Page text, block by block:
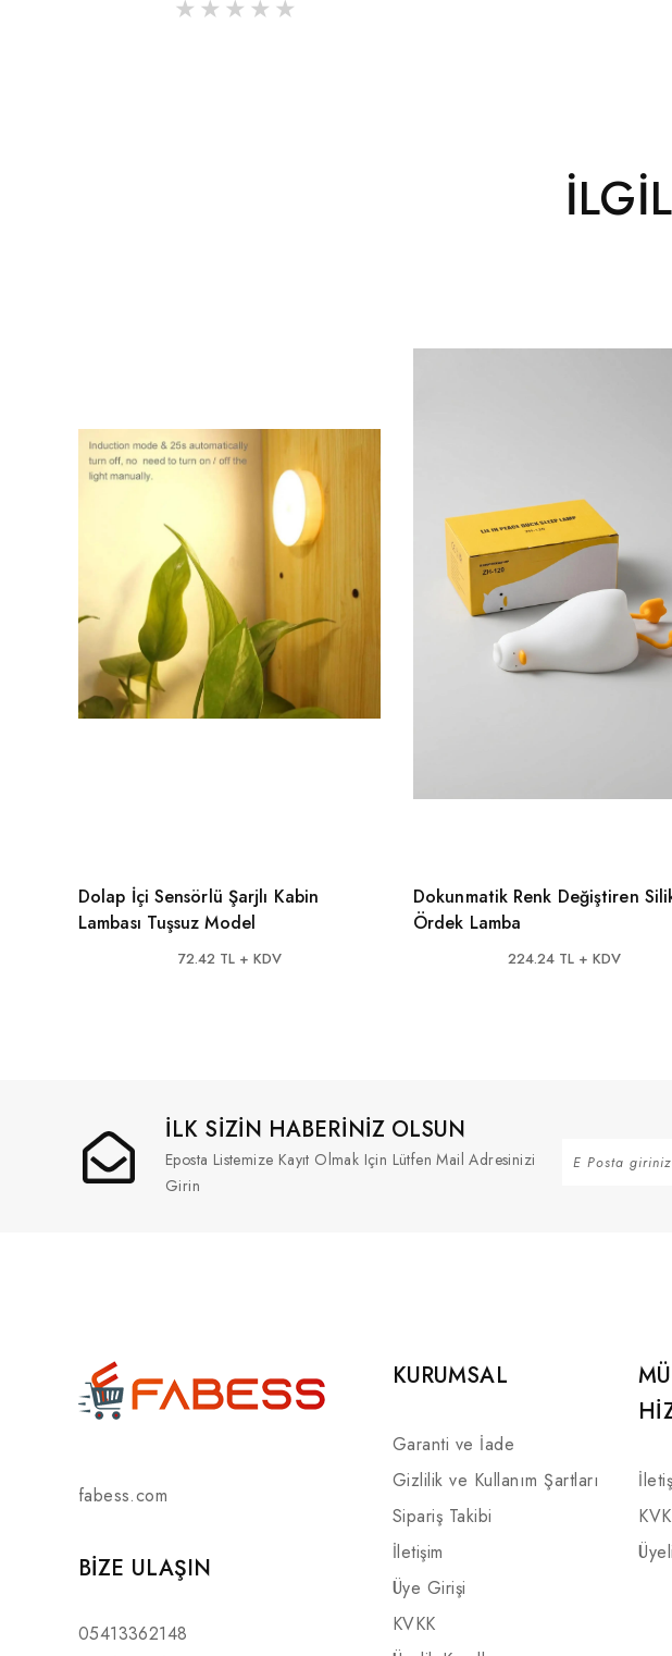
Dolap İçi Sensörlü Şarjlı Kabin
Lambası Tuşsuz Model
72.42 TL + KDV
Dokunmatik Renk Değiştiren
Ördek Lamba
224.24 TL + KDV
İLK SİZİN HABERİNİZ OLSUN
Eposta Listemize Kayıt Olmak Için Lütfen Mail Adresinizi
Girin
fabess.com
BIZE ULAŞIN
05413362148
KURUMSAL
Garanti ve İade
Gizlilik ve Kullanım Şartları
Sipariş Takibi
İletişim
Üye Girişi
KVKK